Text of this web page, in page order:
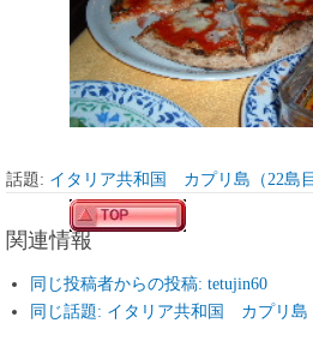
話題: イタリア共和国 カプリ島（22島目
関連情報
同じ投稿者からの投稿: tetujin60
同じ話題: イタリア共和国 カプリ島